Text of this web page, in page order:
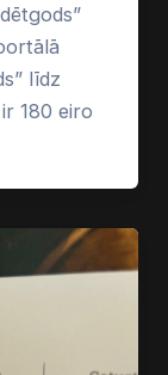
līdz
180 eiro